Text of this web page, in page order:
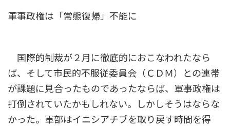
軍事政権は「常態復帰」不能に
国際的制裁が２月に徹底的におこなわれたなら
ば、そして市民的不服従委員会（ＣＤＭ）との連帯
が課題に見合ったものであったならば、軍事政権は
打倒されていたかもしれない。しかしそうはならな
かった。軍部はイニシアチブを取り戻す時間を得